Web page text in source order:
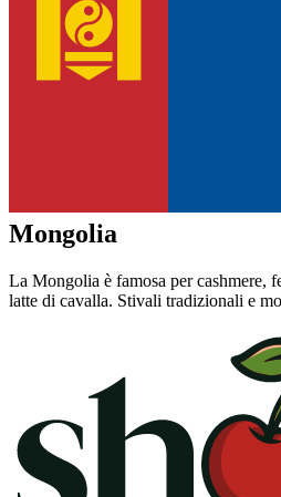
Mongolia
La Mongolia è famosa per cashmere,
latte di cavalla. Stivali tradizionali e